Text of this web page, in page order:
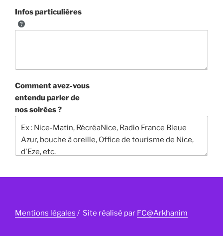
Infos particulières
Comment avez-vous
entendu parler de
nos soirées ?
Mentions légales / Site réalisé par FC@Arkhanim